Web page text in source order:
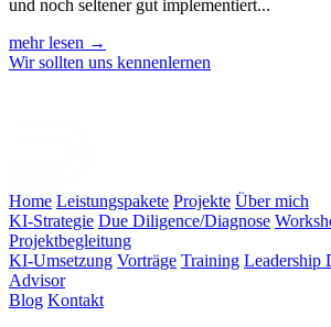
und noch seltener gut implementiert...
mehr lesen →
Wir sollten uns kennenlernen
Home Leistungspakete Projekte Über mich
KI-Strategie Due Diligence/Diagnose
Projektbegleitung
KI-Umsetzung Vorträge Training Leadership
Advisor
Blog Kontakt